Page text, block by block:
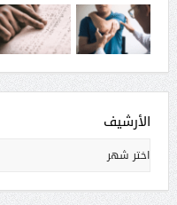
الأرشيف